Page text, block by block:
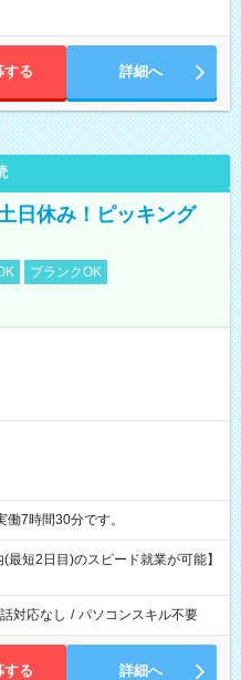
する 詳細へ
日休み！ピッキング
ブランクOK
うち実働7時間30分です。
短2日目)のスピード就業が可能】
対応なし / パソコンスキル不要
する 詳細へ